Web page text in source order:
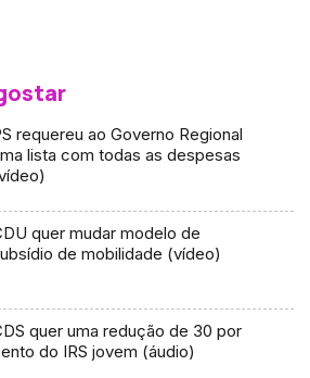
requereu ao Governo Regional
lista com todas as despesas
quer mudar modelo de
de mobilidade (vídeo)
quer uma redução de 30 por
do IRS jovem (áudio)